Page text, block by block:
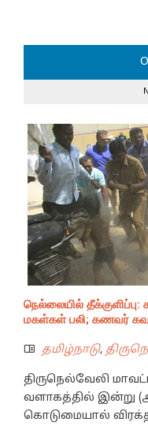
நெல்லையில்
மகள்கள் பலி; கணவர்
தமிழ்நாடு,
திருநெல்வேலி
வளாகத்தில் இன்று
கொடுமையால்